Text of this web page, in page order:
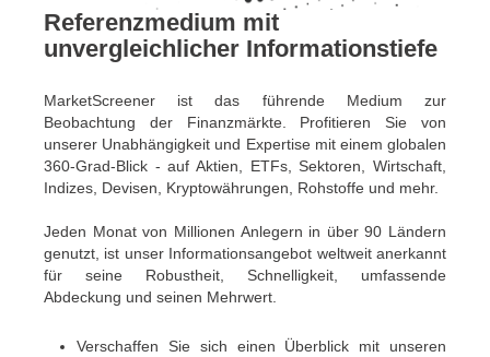
Referenzmedium mit
unvergleichlicher Informationstiefe
MarketScreener ist das führende Medium zur
Beobachtung der Finanzmärkte. Profitieren Sie von
unserer Unabhängigkeit und Expertise mit einem globalen
360-Grad-Blick - auf Aktien, ETFs, Sektoren, Wirtschaft,
Indizes, Devisen, Kryptowährungen, Rohstoffe und mehr.
Jeden Monat von Millionen Anlegern in über 90 Ländern
genutzt, ist unser Informationsangebot weltweit anerkannt
für seine Robustheit, Schnelligkeit, umfassende
Abdeckung und seinen Mehrwert.
Verschaffen Sie sich einen Überblick mit unseren